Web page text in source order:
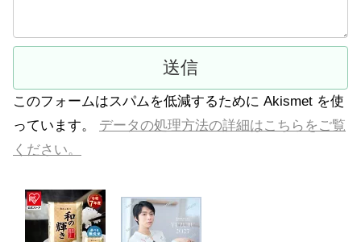
このフォームはスパムを低減するために Akismet を使
っています。 データの処理方法の詳細はこちらをご覧
ください。